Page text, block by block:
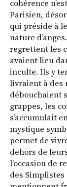
cohérence
Parisien,
qui préside à
nature
regrettent les
avaient lieu
inculte. Ils y
livraient à des
débouchaient
grappes, les
s’accumulait
mystique
permet de
dehors de
l’occasion de
des Simplistes